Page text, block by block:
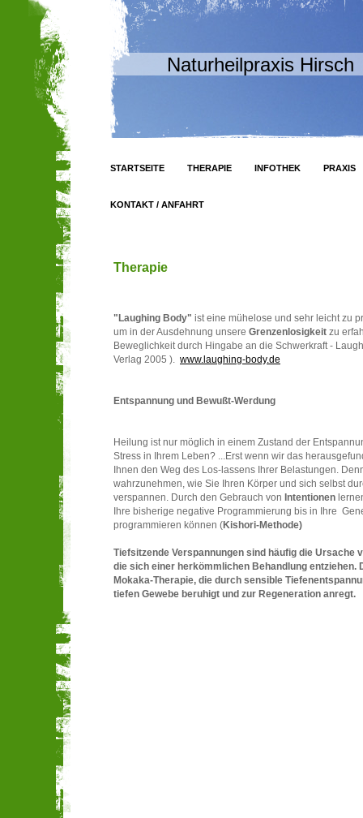
Naturheilpraxis Hirsch
STARTSEITE THERAPIE INFOTHEK PRAXIS
KONTAKT / ANFAHRT
Therapie
"Laughing Body" ist eine mühelose und sehr leicht zu
um in der Ausdehnung unsere Grenzenlosigkeit zu
Beweglichkeit durch Hingabe an die Schwerkraft -
Verlag 2005 ). www.laughing-body.de
Entspannung und Bewußt-Werdung
Heilung ist nur möglich in einem Zustand der
Stress in Ihrem Leben? ...Erst wenn wir das
Ihnen den Weg des Los-lassens Ihrer Belastungen.
wahrzunehmen, wie Sie Ihren Körper und sich selbst
verspannen. Durch den Gebrauch von Intentionen
Ihre bisherige negative Programmierung bis in Ihre
programmieren können (Kishori-Methode)
Tiefsitzende Verspannungen sind häufig die Ursache
die sich einer herkömmlichen Behandlung entziehen.
Mokaka-Therapie, die durch sensible
tiefen Gewebe beruhigt und zur Regeneration anregt.